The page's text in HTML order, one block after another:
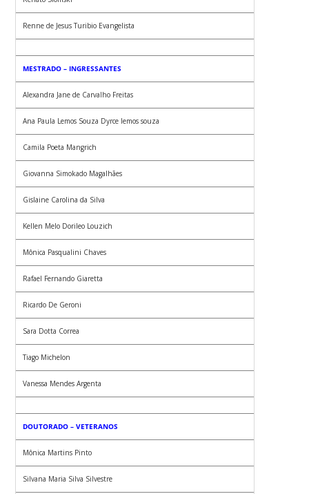
Renne de Jesus Turibio Evangelista
MESTRADO – INGRESSANTES
Alexandra Jane de Carvalho Freitas
Ana Paula Lemos Souza Dyrce lemos souza
Camila Poeta Mangrich
Giovanna Simokado Magalhães
Gislaine Carolina da Silva
Kellen Melo Dorileo Louzich
Mônica Pasqualini Chaves
Rafael Fernando Giaretta
Ricardo De Geroni
Sara Dotta Correa
Tiago Michelon
Vanessa Mendes Argenta
DOUTORADO – VETERANOS
Mônica Martins Pinto
Silvana Maria Silva Silvestre